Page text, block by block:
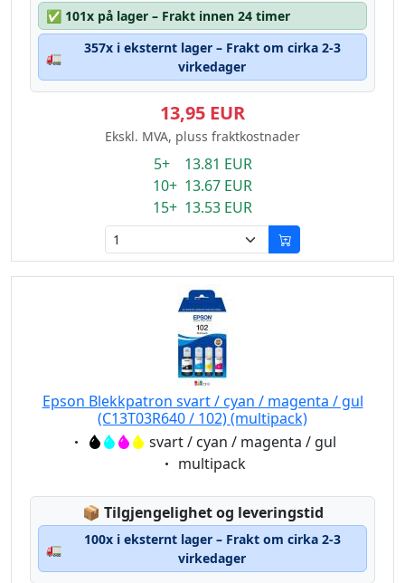
✅ 101x på lager – Frakt innen 24 timer
🚛
357x i eksternt lager – Frakt om cirka 2-3
virkedager
13,95 EUR
Ekskl. MVA, pluss fraktkostnader
5+ 13.81 EUR
10+ 13.67 EUR
15+ 13.53 EUR
Epson Blekkpatron svart / cyan / magenta / gul
(C13T03R640 / 102) (multipack)
Eigenschaft:svart / cyan / magenta / gul
Eigenschaft:
multipack
📦 Lagerstatus:
Tilgjengelighet og leveringstid
🚛
100x i eksternt lager – Frakt om cirka 2-3
virkedager